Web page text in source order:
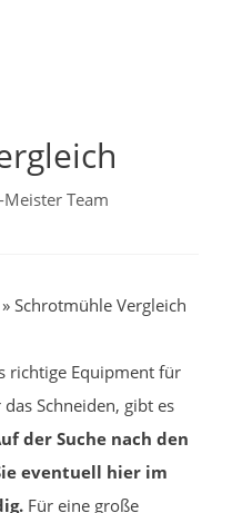
Meister Team
» Schrotmühle Vergleich
richtige Equipment für
Schneiden, gibt es
der Suche nach den
eventuell hier im
Für eine große